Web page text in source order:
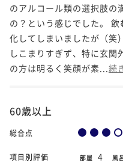
のアルコール類の選択肢の
の？という感じでした。
化してしまいましたが（笑
しこまりすぎず、特に玄関
の方は明るく笑顔が素... 続
60歳以上
総合点
項目別評価 部屋 4 風